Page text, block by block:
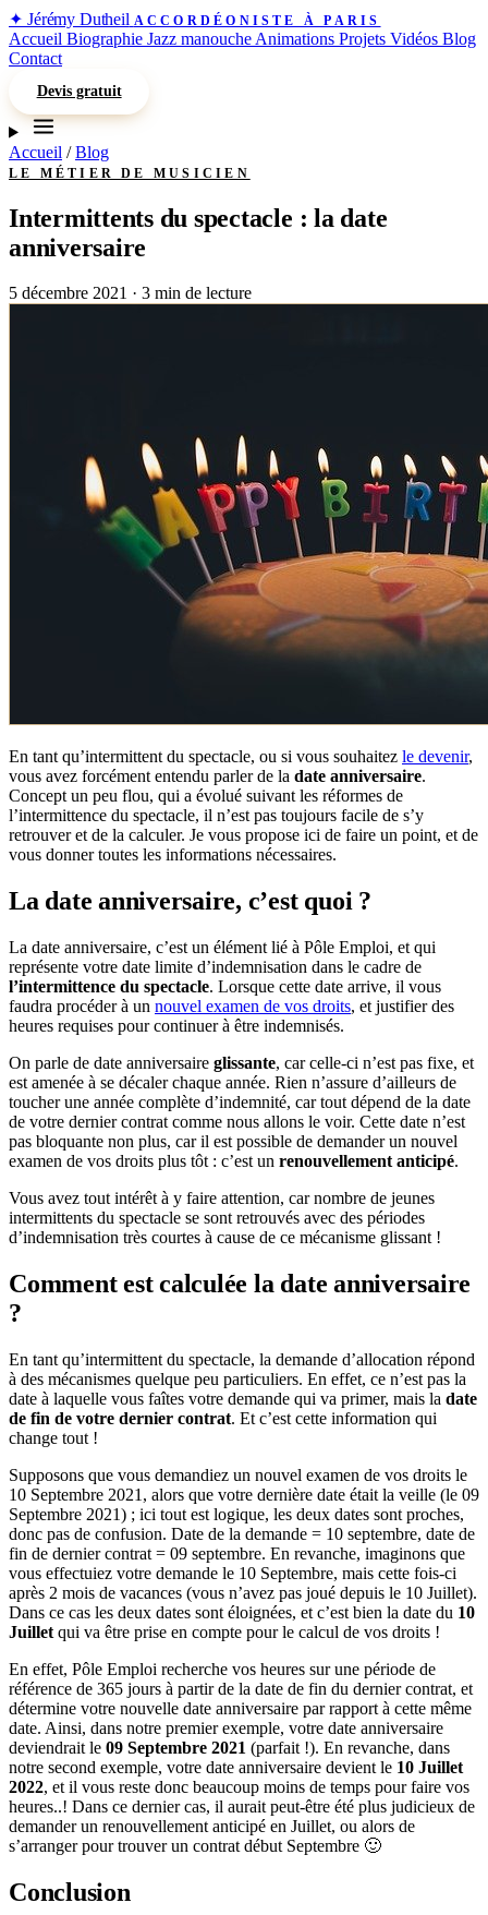
✦ Jérémy Dutheil ACCORDÉONISTE À PARIS
Accueil Biographie Jazz manouche Animations Projets Vidéos Blog
Contact
Devis gratuit
Accueil / Blog
LE MÉTIER DE MUSICIEN
Intermittents du spectacle : la date
anniversaire
5 décembre 2021 · 3 min de lecture
En tant qu’intermittent du spectacle, ou si vous souhaitez le devenir,
vous avez forcément entendu parler de la date anniversaire.
Concept un peu flou, qui a évolué suivant les réformes de
l’intermittence du spectacle, il n’est pas toujours facile de s’y
retrouver et de la calculer. Je vous propose ici de faire un point, et de
vous donner toutes les informations nécessaires.
La date anniversaire, c’est quoi ?
La date anniversaire, c’est un élément lié à Pôle Emploi, et qui
représente votre date limite d’indemnisation dans le cadre de
l’intermittence du spectacle. Lorsque cette date arrive, il vous
faudra procéder à un nouvel examen de vos droits, et justifier des
heures requises pour continuer à être indemnisés.
On parle de date anniversaire glissante, car celle-ci n’est pas fixe, et
est amenée à se décaler chaque année. Rien n’assure d’ailleurs de
toucher une année complète d’indemnité, car tout dépend de la date
de votre dernier contrat comme nous allons le voir. Cette date n’est
pas bloquante non plus, car il est possible de demander un nouvel
examen de vos droits plus tôt : c’est un renouvellement anticipé.
Vous avez tout intérêt à y faire attention, car nombre de jeunes
intermittents du spectacle se sont retrouvés avec des périodes
d’indemnisation très courtes à cause de ce mécanisme glissant !
Comment est calculée la date anniversaire
?
En tant qu’intermittent du spectacle, la demande d’allocation répond
à des mécanismes quelque peu particuliers. En effet, ce n’est pas la
date à laquelle vous faîtes votre demande qui va primer, mais la date
de fin de votre dernier contrat. Et c’est cette information qui
change tout !
Supposons que vous demandiez un nouvel examen de vos droits le
10 Septembre 2021, alors que votre dernière date était la veille (le 09
Septembre 2021) ; ici tout est logique, les deux dates sont proches,
donc pas de confusion. Date de la demande = 10 septembre, date de
fin de dernier contrat = 09 septembre. En revanche, imaginons que
vous effectuiez votre demande le 10 Septembre, mais cette fois-ci
après 2 mois de vacances (vous n’avez pas joué depuis le 10 Juillet).
Dans ce cas les deux dates sont éloignées, et c’est bien la date du 10
Juillet qui va être prise en compte pour le calcul de vos droits !
En effet, Pôle Emploi recherche vos heures sur une période de
référence de 365 jours à partir de la date de fin du dernier contrat, et
détermine votre nouvelle date anniversaire par rapport à cette même
date. Ainsi, dans notre premier exemple, votre date anniversaire
deviendrait le 09 Septembre 2021 (parfait !). En revanche, dans
notre second exemple, votre date anniversaire devient le 10 Juillet
2022, et il vous reste donc beaucoup moins de temps pour faire vos
heures..! Dans ce dernier cas, il aurait peut-être été plus judicieux de
demander un renouvellement anticipé en Juillet, ou alors de
s’arranger pour trouver un contrat début Septembre 🙂
Conclusion